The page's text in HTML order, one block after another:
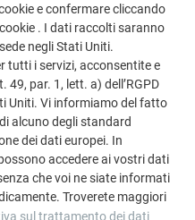
e confermare cliccando
. I dati raccolti saranno
negli Stati Uniti.
tutti i servizi, acconsentite e
49, par. 1, lett. a) dell’RGPD
Uniti. Vi informiamo del fatto
alcuno degli standard
dei dati europei. In
accedere ai vostri dati
che voi ne siate informati
Troverete maggiori
sul trattamento dei dati